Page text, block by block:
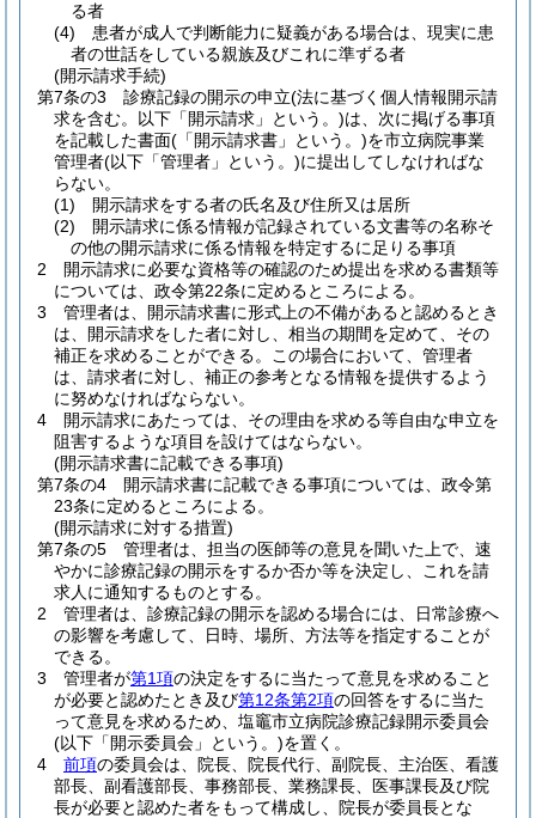
る者
(4)
患者が成人で判断能力に疑義がある場合は、現実に患
者の世話をしている親族及びこれに準ずる者
(開示請求手続)
第7条の3
診療記録の開示の申立(法に基づく個人情報開示請
求を含む。以下「開示請求」という。)は、次に掲げる事項
を記載した書面(「開示請求書」という。)を市立病院事業
管理者(以下「管理者」という。)に提出してしなければな
らない。
(1)
開示請求をする者の氏名及び住所又は居所
(2)
開示請求に係る情報が記録されている文書等の名称そ
の他の開示請求に係る情報を特定するに足りる事項
2
開示請求に必要な資格等の確認のため提出を求める書類等
については、政令第22条に定めるところによる。
3
管理者は、開示請求書に形式上の不備があると認めるとき
は、開示請求をした者に対し、相当の期間を定めて、その
補正を求めることができる。
この場合において、管理者
は、請求者に対し、補正の参考となる情報を提供するよう
に努めなければならない。
4
開示請求にあたっては、その理由を求める等自由な申立を
阻害するような項目を設けてはならない。
(開示請求書に記載できる事項)
第7条の4
開示請求書に記載できる事項については、政令第
23条に定めるところによる。
(開示請求に対する措置)
第7条の5
管理者は、担当の医師等の意見を聞いた上で、速
やかに診療記録の開示をするか否か等を決定し、これを請
求人に通知するものとする。
2
管理者は、診療記録の開示を認める場合には、日常診療へ
の影響を考慮して、日時、場所、方法等を指定することが
できる。
3
管理者が第1項の決定をするに当たって意見を求めること
が必要と認めたとき及び第12条第2項の回答をするに当た
って意見を求めるため、塩竈市立病院診療記録開示委員会
(以下「開示委員会」という。)を置く。
4
前項の委員会は、院長、院長代行、副院長、主治医、看護
部長、副看護部長、事務部長、業務課長、医事課長及び院
長が必要と認めた者をもって構成し、院長が委員長とな